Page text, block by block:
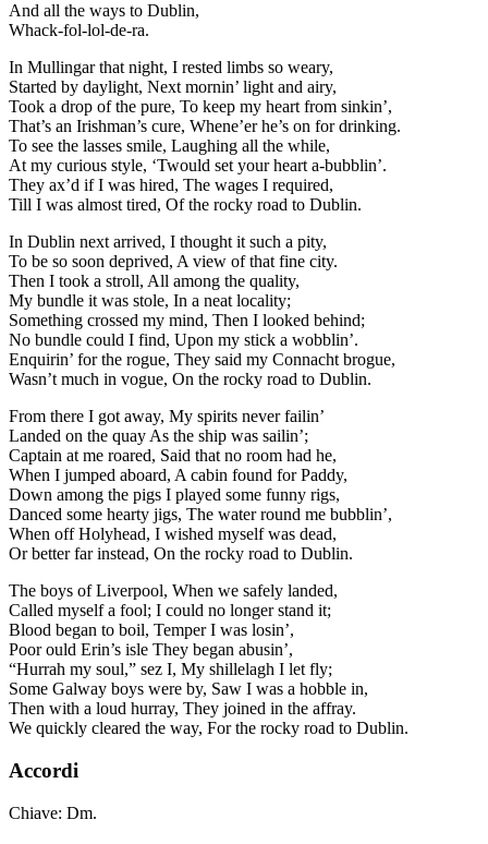
And all the ways to Dublin,
Whack-fol-lol-de-ra.
In Mullingar that night, I rested limbs so weary,
Started by daylight, Next mornin’ light and airy,
Took a drop of the pure, To keep my heart from sinkin’,
That’s an Irishman’s cure, Whene’er he’s on for drinking.
To see the lasses smile, Laughing all the while,
At my curious style, ‘Twould set your heart a-bubblin’.
They ax’d if I was hired, The wages I required,
Till I was almost tired, Of the rocky road to Dublin.
In Dublin next arrived, I thought it such a pity,
To be so soon deprived, A view of that fine city.
Then I took a stroll, All among the quality,
My bundle it was stole, In a neat locality;
Something crossed my mind, Then I looked behind;
No bundle could I find, Upon my stick a wobblin’.
Enquirin’ for the rogue, They said my Connacht brogue,
Wasn’t much in vogue, On the rocky road to Dublin.
From there I got away, My spirits never failin’
Landed on the quay As the ship was sailin’;
Captain at me roared, Said that no room had he,
When I jumped aboard, A cabin found for Paddy,
Down among the pigs I played some funny rigs,
Danced some hearty jigs, The water round me bubblin’,
When off Holyhead, I wished myself was dead,
Or better far instead, On the rocky road to Dublin.
The boys of Liverpool, When we safely landed,
Called myself a fool; I could no longer stand it;
Blood began to boil, Temper I was losin’,
Poor ould Erin’s isle They began abusin’,
“Hurrah my soul,” sez I, My shillelagh I let fly;
Some Galway boys were by, Saw I was a hobble in,
Then with a loud hurray, They joined in the affray.
We quickly cleared the way, For the rocky road to Dublin.
Accordi
Chiave: Dm.